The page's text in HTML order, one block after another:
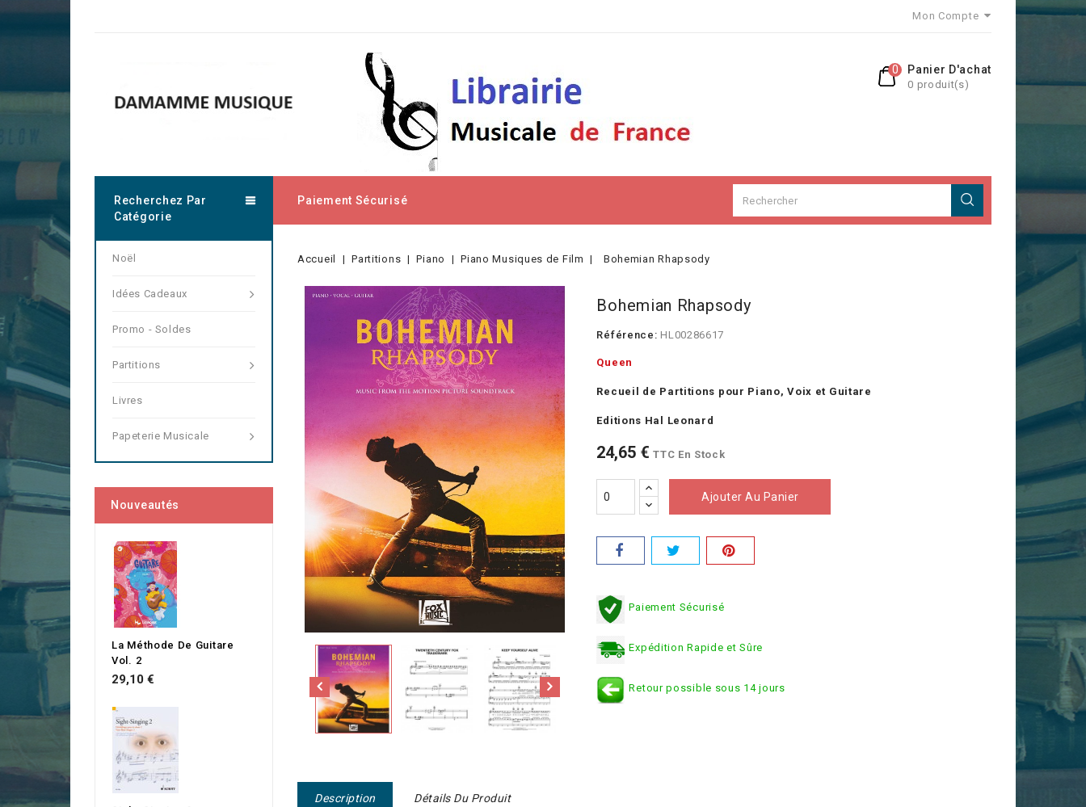
Mon Compte
Panier D'achat
0 produit(s)
0
Paiement Sécurisé
Recherchez Par
Catégorie
Noël
Idées Cadeaux
Promo - Soldes
Partitions
Livres
Papeterie Musicale
Nouveautés
La Méthode De Guitare
Vol. 2
Prix
29,10 €
Accueil Partitions Piano Piano Musiques de Film Bohemian Rhapsody
Bohemian Rhapsody
Référence: HL00286617
Queen
Recueil de Partitions pour Piano, Voix et Guitare
Editions Hal Leonard
24,65 € TTC En Stock
Ajouter Au Panier
Paiement Sécurisé
Expédition Rapide et Sûre
Retour possible sous 14 jours
Description Détails Du Produit